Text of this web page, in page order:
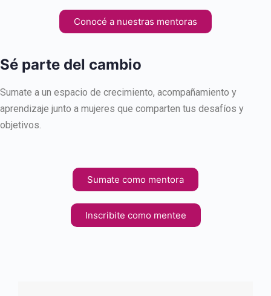
Conocé a nuestras mentoras
Sé parte del cambio
Sumate a un espacio de crecimiento, acompañamiento y
aprendizaje junto a mujeres que comparten tus desafíos y
objetivos.
Sumate como mentora
Inscribite como mentee